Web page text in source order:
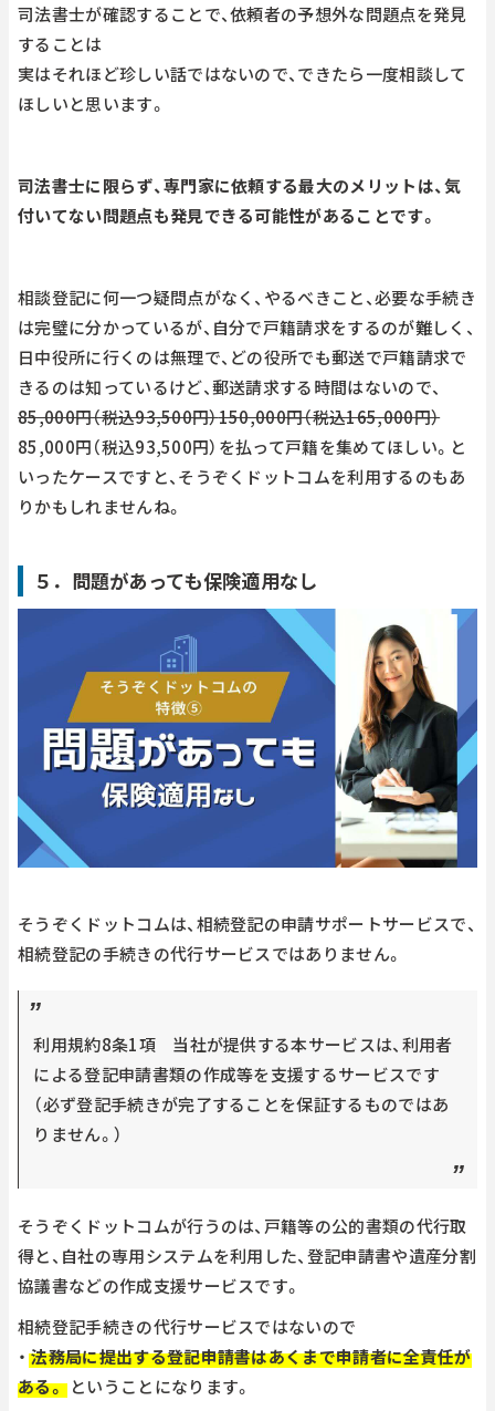
司法書士が確認することで、依頼者の予想外な問題点を発見
することは
実はそれほど珍しい話ではないので、できたら一度相談して
ほしいと思います。
司法書士に限らず、専門家に依頼する最大のメリットは、気
付いてない問題点も発見できる可能性があることです。
相談登記に何一つ疑問点がなく、やるべきこと、必要な手続き
は完璧に分かっているが、自分で戸籍請求をするのが難しく、
日中役所に行くのは無理で、どの役所でも郵送で戸籍請求で
きるのは知っているけど、郵送請求する時間はないので、
85,000円（税込93,500円）150,000円（税込165,000円）
85,000円（税込93,500円）を払って戸籍を集めてほしい。と
いったケースですと、そうぞくドットコムを利用するのもあ
りかもしれませんね。
５．問題があっても保険適用なし
そうぞくドットコムは、相続登記の申請サポートサービスで、
相続登記の手続きの代行サービスではありません。
利用規約8条1項 当社が提供する本サービスは、利用者
による登記申請書類の作成等を支援するサービスです
（必ず登記手続きが完了することを保証するものではあ
りません。）
そうぞくドットコムが行うのは、戸籍等の公的書類の代行取
得と、自社の専用システムを利用した、登記申請書や遺産分割
協議書などの作成支援サービスです。
相続登記手続きの代行サービスではないので
・ 法務局に提出する登記申請書はあくまで申請者に全責任が
ある。 ということになります。